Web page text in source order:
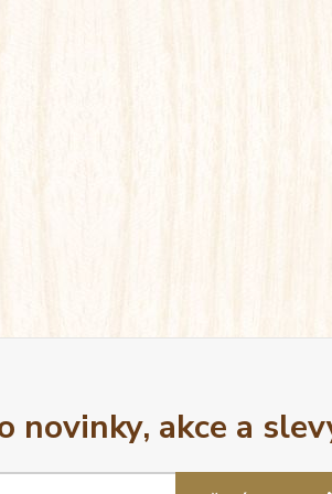
novinky, akce a